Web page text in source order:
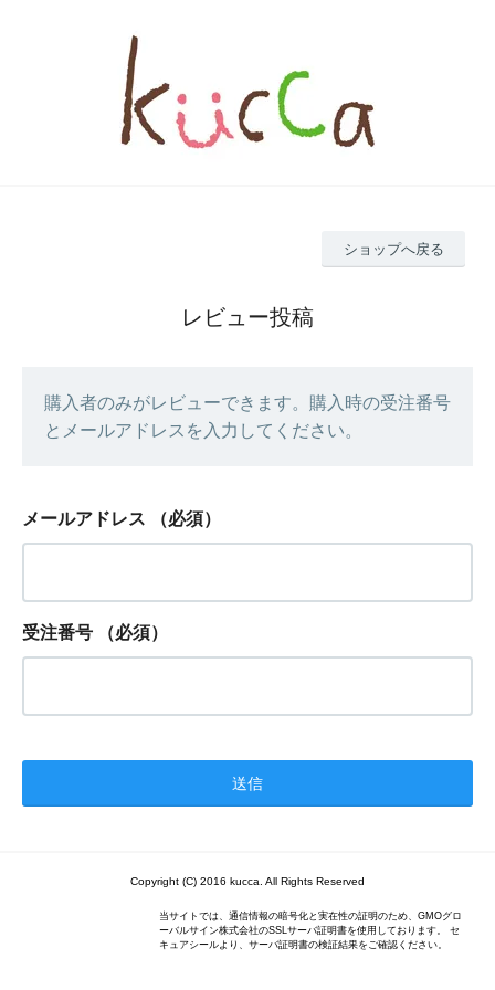
ショップへ戻る
レビュー投稿
購入者のみがレビューできます。購入時の受注番号
とメールアドレスを入力してください。
メールアドレス （必須）
受注番号 （必須）
Copyright (C) 2016 kucca. All Rights Reserved
当サイトでは、通信情報の暗号化と実在性の証明のため、GMOグロ
ーバルサイン株式会社のSSLサーバ証明書を使用しております。 セ
キュアシールより、サーバ証明書の検証結果をご確認ください。